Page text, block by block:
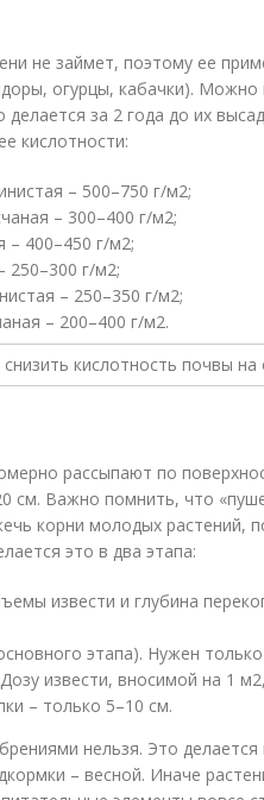
не займет, поэтому ее
огурцы, кабачки). Можно
делается за 2 года до их
кислотности:
– 500–750 г/м2;
– 300–400 г/м2;
– 400–450 г/м2;
250–300 г/м2;
– 250–350 г/м2;
– 200–400 г/м2.
рассыпают по
см. Важно помнить, что
корни молодых растений,
это в два этапа:
извести и глубина
этапа). Нужен
извести, вносимой на 1 м2
– только 5–10 см.
нельзя. Это делается
– весной. Иначе